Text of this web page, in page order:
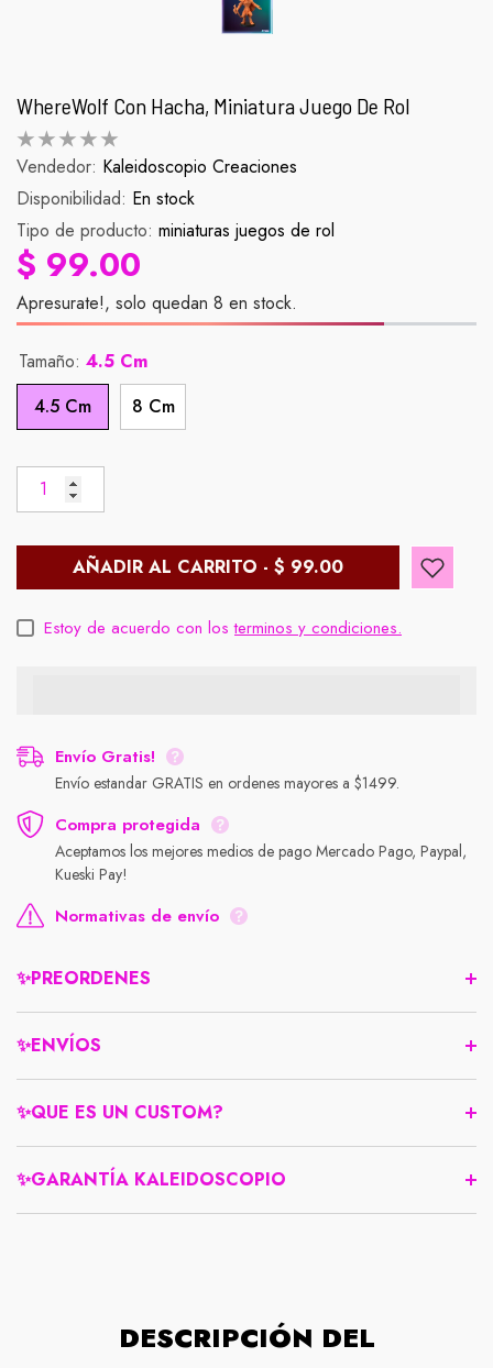
WhereWolf Con Hacha, Miniatura Juego De Rol
Vendedor: Kaleidoscopio Creaciones
Disponibilidad: En stock
Tipo de producto: miniaturas juegos de rol
$ 99.00
Apresurate!, solo quedan 8 en stock.
Tamaño: 4.5 Cm
4.5 Cm
8 Cm
AÑADIR AL CARRITO - $ 99.00
Estoy de acuerdo con losterminos y condiciones.
Envío Gratis!
Envío estandar GRATIS en ordenes mayores a $1499.
Compra protegida
Aceptamos los mejores medios de pago Mercado Pago, Paypal,
Kueski Pay!
Normativas de envío
✨PREORDENES
✨ENVÍOS
✨QUE ES UN CUSTOM?
✨GARANTÍA KALEIDOSCOPIO
DESCRIPCIÓN DEL
Palomera Scorpion
Precio habitual
$ 990.00